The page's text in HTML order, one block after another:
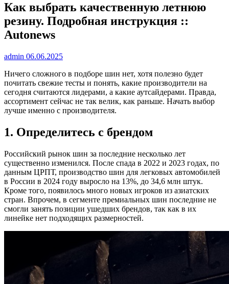
Как выбрать качественную летнюю
резину. Подробная инструкция ::
Autonews
admin 06.06.2025
Ничего сложного в подборе шин нет, хотя полезно будет
почитать свежие тесты и понять, какие производители на
сегодня считаются лидерами, а какие аутсайдерами. Правда,
ассортимент сейчас не так велик, как раньше. Начать выбор
лучше именно с производителя.
1. Определитесь с брендом
Российский рынок шин за последние несколько лет
существенно изменился. После спада в 2022 и 2023 годах, по
данным ЦРПТ, производство шин для легковых автомобилей
в России в 2024 году выросло на 13%, до 34,6 млн штук.
Кроме того, появилось много новых игроков из азиатских
стран. Впрочем, в сегменте премиальных шин последние не
смогли занять позиции ушедших брендов, так как в их
линейке нет подходящих размерностей.